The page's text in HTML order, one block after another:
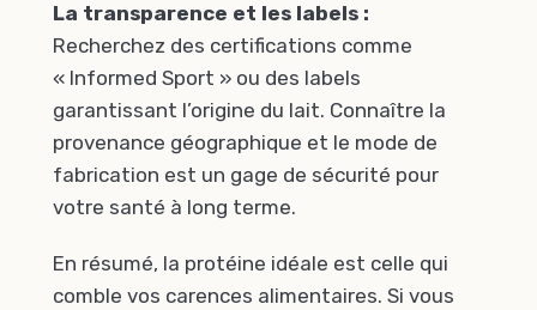
La transparence et les labels :
Recherchez des certifications comme
« Informed Sport » ou des labels
garantissant l’origine du lait. Connaître la
provenance géographique et le mode de
fabrication est un gage de sécurité pour
votre santé à long terme.
En résumé, la protéine idéale est celle qui
comble vos carences alimentaires. Si vous